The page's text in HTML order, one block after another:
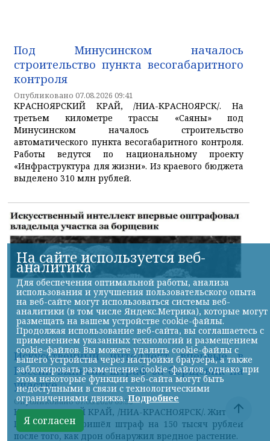
Под Минусинском началось
строительство пункта весогабаритного
контроля
Опубликовано 07.08.2026 09:41
КРАСНОЯРСКИЙ КРАЙ, /НИА-КРАСНОЯРСК/. На
третьем километре трассы «Саяны» под
Минусинском началось строительство
автоматического пункта весогабаритного контроля.
Работы ведутся по национальному проекту
«Инфраструктура для жизни». Из краевого бюджета
выделено 310 млн рублей.
Искусственный интеллект впервые в
России выписал штраф за борщевик на
участке
Опубликовано 07.08.2026 09:35
КРАСНОЯРСКИЙ КРАЙ, /НИА-КРАСНОЯРСК/. Жителю
Подмосковья пришёл штраф на 150 тысяч рублей
после того, как дрон обнаружил вредное растение.
На сайте используется веб-
аналитика
Для обеспечения оптимальной работы, анализа
использования и улучшения пользовательского опыта
на веб-сайте могут использоваться системы веб-
аналитики (в том числе Яндекс.Метрика), которые могут
размещать на вашем устройстве cookie-файлы.
Продолжая использование веб-сайта, вы соглашаетесь с
применением указанных технологий и размещением
cookie-файлов. Вы можете удалить cookie-файлы с
вашего устройства через настройки браузера, а также
заблокировать размещение cookie-файлов, однако при
этом некоторые функции веб-сайта могут быть
недоступными в связи с технологическими
ограничениями движка.Подробнее
Я согласен